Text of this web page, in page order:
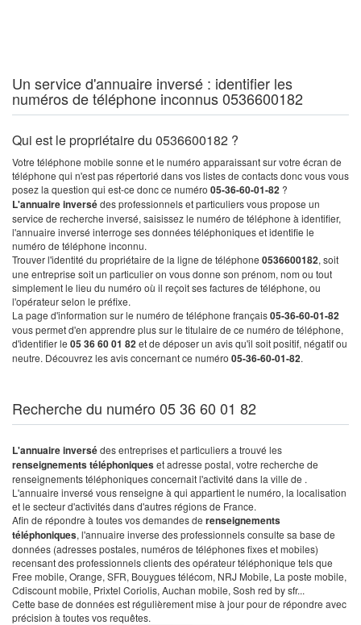
Un service d'annuaire inversé : identifier les
numéros de téléphone inconnus 0536600182
Qui est le propriétaire du 0536600182 ?
Votre téléphone mobile sonne et le numéro apparaissant sur votre écran de
téléphone qui n'est pas répertorié dans vos listes de contacts donc vous vous
posez la question qui est-ce donc ce numéro 05-36-60-01-82 ?
L'annuaire inversédes professionnels et particuliers vous propose un
service de recherche inversé, saisissez le numéro de téléphone à identifier,
l'annuaire inversé interroge ses données téléphoniques et identifie le
numéro de téléphone inconnu.
Trouver l'identité du propriétaire de la ligne de téléphone 0536600182, soit
une entreprise soit un particulier on vous donne son prénom, nom ou tout
simplement le lieu du numéro où il reçoit ses factures de téléphone, ou
l'opérateur selon le préfixe.
La page d'information sur le numéro de téléphone français05-36-60-01-82
vous permet d'en apprendre plus sur le titulaire de ce numéro de téléphone,
d'identifier le 05 36 60 01 82et de déposer un avis qu'il soit positif, négatif ou
neutre. Découvrez les avis concernant ce numéro 05-36-60-01-82.
Recherche du numéro 05 36 60 01 82
L'annuaire inversédes entreprises et particuliers a trouvé les
renseignements téléphoniqueset adresse postal, votre recherche de
renseignements téléphoniques concernait l'activité dans la ville de .
L'annuaire inversé vous renseigne à qui appartient le numéro, la localisation
et le secteur d'activités dans d'autres régions de France.
Afin de répondre à toutes vos demandes de renseignements
téléphoniques, l'annuaire inverse des professionnels consulte sa base de
données (adresses postales, numéros de téléphones fixes et mobiles)
recensant des professionnels clients des opérateur téléphonique tels que
Free mobile, Orange, SFR, Bouygues télécom, NRJ Mobile, La poste mobile,
Cdiscount mobile, Prixtel Coriolis, Auchan mobile, Sosh red by sfr...
Cette base de données est régulièrement mise à jour pour de répondre avec
précision à toutes vos requêtes.